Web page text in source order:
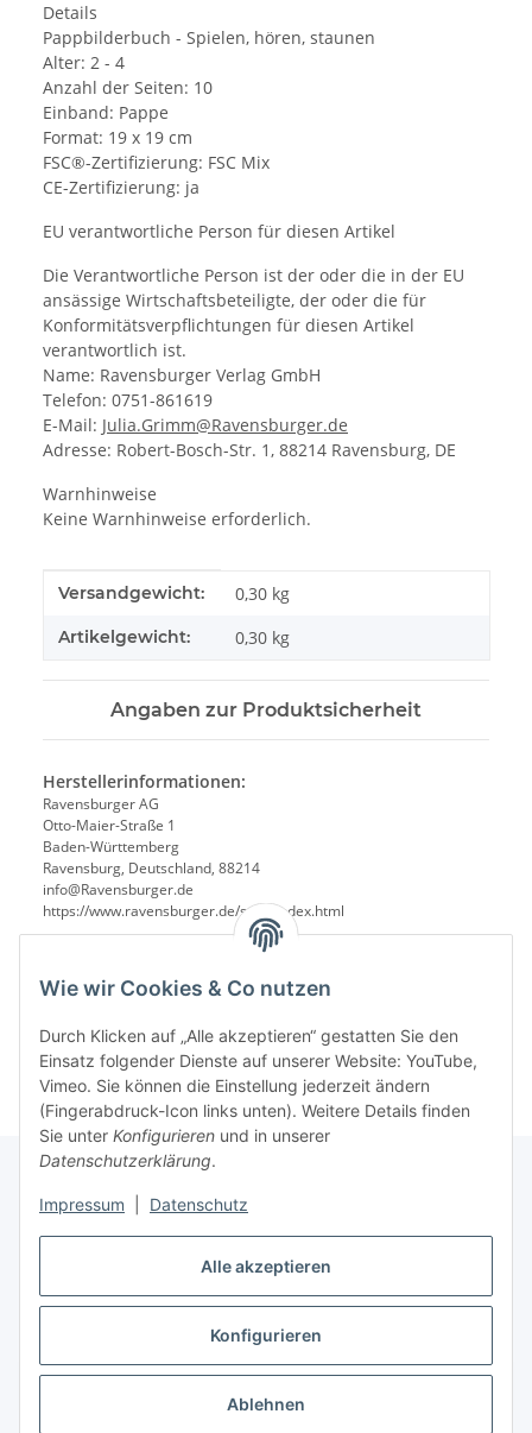
Alle akzeptieren
Konfigurieren
Ablehnen
Wie wir Cookies & Co nutzen
Durch Klicken auf „Alle akzeptieren“ gestatten Sie den
Einsatz folgender Dienste auf unserer Website: YouTube,
Vimeo. Sie können die Einstellung jederzeit ändern
(Fingerabdruck-Icon links unten). Weitere Details finden
Sie unter Konfigurieren und in unserer
Datenschutzerklärung.
Impressum Datenschutz
Details
Pappbilderbuch - Spielen, hören, staunen
Alter: 2 - 4
Anzahl der Seiten: 10
Einband: Pappe
Format: 19 x 19 cm
FSC®-Zertifizierung: FSC Mix
CE-Zertifizierung: ja
EU verantwortliche Person für diesen Artikel
Die Verantwortliche Person ist der oder die in der EU
ansässige Wirtschaftsbeteiligte, der oder die für
Konformitätsverpflichtungen für diesen Artikel
verantwortlich ist.
Name: Ravensburger Verlag GmbH
Telefon: 0751-861619
E-Mail: Julia.Grimm@Ravensburger.de
Adresse: Robert-Bosch-Str. 1, 88214 Ravensburg, DE
Warnhinweise
Keine Warnhinweise erforderlich.
Produkteigenschaft
Wert
Versandgewicht: 0,30 kg
Artikelgewicht: 0,30 kg
Angaben zur Produktsicherheit
Herstellerinformationen:
Ravensburger AG
Otto-Maier-Straße 1
Baden-Württemberg
Ravensburg, Deutschland, 88214
info@Ravensburger.de
https://www.ravensburger.de/start/index.html
Gesetzliche Informationen